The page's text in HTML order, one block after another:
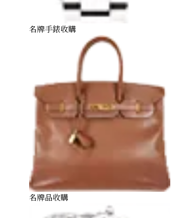
luc
名牌手錶收購
名牌品收購